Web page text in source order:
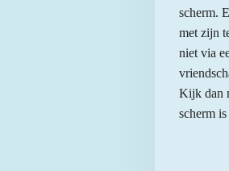
scherm.
met zijn
niet via
Kijk dan
scherm